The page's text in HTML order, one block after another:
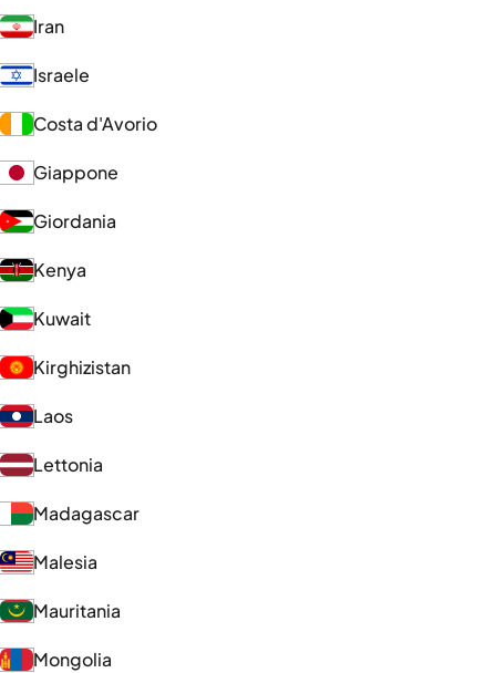
Iran
Israele
Costa d'Avorio
Giappone
Giordania
Kenya
Kuwait
Kirghizistan
Laos
Lettonia
Madagascar
Malesia
Mauritania
Mongolia